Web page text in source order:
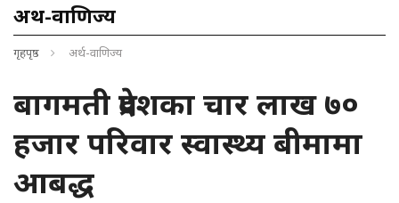
अर्थ-वाणिज्य
गृहपृष्ठ अर्थ-वाणिज्य
बागमती प्रदेशका चार लाख ७०
हजार परिवार स्वास्थ्य बीमामा
आबद्ध